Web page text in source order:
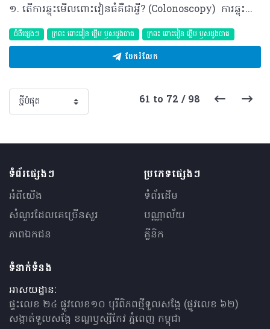
១. តើការឆ្លុះមើលពោះវៀនធំគឺជាអ្វី? (Colonoscopy) ការឆ្លុះមើលពោះវៀនធំ គឺជាការធ្វើតេស្តមួយដែលអាចអោយយើងមើលនៅផ្ទៃខាងក្នុងនៃពោះវៀនធំរបស់មនុស្ស។ ជាញឹកញាប់ វេជ្ជបណ្ឌិតធ្វើការឆ្លុះមើលពោះវៀនធំដើម្បីពិនិត្យរកមើលការដុះសាច់ (polyps) ឬសម្រាប់ធ្វើរោគវិនិច្ឆ័យ ជំងឺមហារីកពោះវៀនធំ (colorectal cancer)។ ការដុះសាច់ (polyps) ជាការលូតលាស់មិនប្រក្រតីនៃផ្ទៃខាងក្នុងនៃពោះវៀនធំ ដែលអាចវិវត្តទៅជាមហារីកពោះវៀនធំបាន។ ប្រសិនបើអ្នកមានការដុះសាច់ វេជ្ជបណ្ឌិតអាចនឹងយកពួកវាចេញក្នុងពេលឆ្លុះមើលពោះវៀនធំនោះតែម្តង។ ការកាត់សាច់ដុះ (polypectomy) ជួយបន្ថយឱកាសនៃការកើតជំងឺមហារីកពោះវៀនធំបាន។ ការធ្វើតេស្តពិនិត្យរកមហារីក (cancer screening) គឺជាការធ្វើតេស្តដែលត្រូវបានធ្វើឡើង ដើម្បីព្យាយាមរកអោយឃើញជំងឺមហារីកមុនពេលដែលមនុស្សម្នាក់មានរោគសញ្ញា។ មហារីកដែលត្រូវបានរកឃើញនៅដំណាក់កាលដំបូងជាទូទៅមានទំហំតូច និងអាចត្រូវបានព្យាបាលយ៉ាងងាយស្រួល និងមានប្រសិទ្ធភាព។ ការធ្វើតេស្តរកជំងឺមហារីកពោះវៀនធំមានច្រើនវិធី ប៉ុន្ដែការឆ្លុះមើលពោះវៀនធំ នៅតែជាតេស្តល្អបំផុតដែល វេជ្ជបណ្ឌិតបានជ្រើសរើសយក។ ២.នៅពេលណាដែលខ្ញុំគួរតែមានការតាមដានរកជំងឺមហារីកពោះវៀនធំ? ក្រុមវេជ្ជបណ្ឌិតបានផ្ដល់អនុសាសន៍ថាមនុស្សភាគច្រើន ត្រូវចាប់ផ្តើមតាមដានរកមើល ជំងឺមហារីកពោះវៀនធំនៅអាយុ 50 ។ មនុស្សខ្លះមានការប្រឈមមុខខ្ពស់នឹងការកើតជំងឺមហារីកពោះវៀន ដោយសារតែមានប្រវត្តិគ្រួសារមាន ឬមានលក្ខខណ្ឌវេជ្ជសាស្រ្តមួយចំនួន។ មនុស្សទាំងនេះ អាចនឹងចាប់ផ្តើមការតាមដានរកមើល ជំងឺមហារីកពោះវៀនធំនៅវ័យក្មេងជាងប្រជាជនទូទៅ។ ៣.តើអ្វីទៅជាហេតុផលផ្សេងទៀតដែលគ្រូពេទ្យអាចផ្ដល់យោបល់ឲ្យដើម្បីធ្វើការឆ្លុះមើលពោះវៀនធំ? វេជ្ជបណ្ឌិតអាចផ្តល់យោបល់ឲ្យអ្នកធ្វើការឆ្លុះពោះវៀនធំប្រសិនបើអ្នកមានរោគសញ្ញាដូចខាងក្រោម ៖ - មានឈាមនៅក្នុងលាមក - ការផ្លាស់ប្តូរទម្លាប់ក្នុងការបន្ទោរបង់ដូចជារាគរូសរាំរ៉ៃ - ភាពស្លេកស្លាំង - ឈឹពោះរយៈពេលវែង ឬ ឈឺទ្វារធំ - មានប្រវត្តិជំងឺមហារីកពោះវៀនធំ ឬដុះសាច់ក្នុងពោះវៀនធំ។ ៤. តើមានអ្វីដែលខ្ញុំគួរធ្វើមុនពេលការឆ្លុះពោះវៀន? វេជ្ជបណ្ឌិតនឹងផ្ដល់សេចក្ដីណែនាំអំពីអ្វីដែលត្រូវធ្វើមុនពេលការឆ្លុះពោះវៀន។ គាត់នឹងប្រាប់អ្នកពី អាហារដែលអ្នកអាចបរិភោគនិង មិនអាចបរិភោគ។ គាត់នឹងប្រាប់អ្នកថាតើអ្នកត្រូវការបញ្ឈប់ការប្រើថ្នាំណាមួយនៃថ្នាំប្រចាំថ្ងៃរបស់អ្នកជាមុន។ អ្នកអាចនឹងបញ្ឈប់ថ្នាំមួយចំនួនរហូតដល់ទៅមួយសប្តាហ៍មុនពេលការធ្វើតេស្តនេះ។ ពោះវៀនធំត្រូវការបានសម្អាតចេញមុនពេលការឆ្លុះពោះវៀន។ វេជ្ជបណ្ឌិតនឹងផ្ដល់ឱ្យអ្នកនូវទឹកថ្នាំមួយដែលបណ្តាលឱ្យបន្ទោបង់ញឹក។​ វាជាការសំខាន់ ដើម្បីផឹកទាំងអស់របស់វា​ ដើម្បីធ្វើឲ្យប្រាកដថាពោះវៀនធំរបស់អ្នក គឺស្អាត។ ៥. តើមានអ្វីកើតឡើង ក្នុងអំឡុងពេលការឆ្លុះពោះវៀន? វេជ្ជបណ្ឌិតនឹងផ្តល់ឲ្យអ្នកនូវថ្នាំ ដើម្បីធ្វើឲ្យអ្នកមានអារម្មណ៍ថាបានសម្រាក។ បន្ទាប់មកគាត់នឹងដាក់បំពង់តូចមួយចូលក្នុងទ្វារធំ គាត់នឹងមើលស្រទាប់ខាងក្នុងនៃពោះវៀនធំទាំងមូលក្នុងអំឡុងពេលឆ្លុះពោះវៀន។​ វេជ្ជបណ្ឌិតអាចធ្វើតេស្តមួយដែលហៅថាការធ្វើកោសល្យវិច័យ ដោយការកោសយកផ្នែកតូចមួយនៃជាលិកាពោះវៀនធំ។ បន្ទាប់មកគាត់នឹងយកជាលិកានោះទៅពិនិត្យមើលតាមមីក្រូទស្សន៍ ដើម្បីមើលថាតើវាមានរោគមហារីក រឺក៏អត់។ ៥. តើមានអ្វីកើតឡើង បន្ទាប់ពីការឆ្លុះពោះវៀន? វេជ្ជបណ្ឌិតនឹងផ្ដល់ឱ្យអ្នកនូវការណែនាំអំពីអ្វីដែលត្រូវធ្វើបន្ទាប់ពីការឆ្លុះពោះវៀន។ មនុស្សភាគច្រើនអាចបរិភោគជាធម្មតា។ វេជ្ជបណ្ឌិតនឹងប្រាប់អ្នកពេលដែលត្រូវចាប់ផ្តើមប្រើឡើងវិញ នូវថ្នាំណាមួយដែលអ្នកបានឈប់មុនពេលធ្វើតេស្ត។ ៦. នៅពេលដែលខ្ញុំគួរហៅទូរស័ព្ទទៅវេជ្ជបណ្ឌិត ឬគិលានុបដ្ឋាយិការបស់ខ្ញុំ? ហៅទូរស័ព្ទទៅវេជ្ជបណ្ឌិតឬគិលានុបដ្ឋាយិការបស់អ្នកភ្លាមប្រសិនបើអ្នកមានបញ្ហាដូចខាងក្រោមនេះ ៖ - ចុកពោះខ្លាំង - ក្អួត - គ្រុនក្តៅ - ការហូរឈាមច្រើនតាមទ្វារធំ។ ចំណេះដឹងទូទៅខ្លីៗ ១ / ការប្រឈមមុខនឹងជំងឺនេះកើនតាមអាយុ ច្រើនជាង ៩០ % នៃជំងឺមហារីកពោះវៀនធំត្រូវបានរកឃើញនៅអាយុ ៥០ ឆ្នាំឡើងទៅ។ ២ / ការដុះសាច់នៅដំណាក់កាលមុនមហារីក ឬមហារីកនៅដំណាក់កាលដំបូង ជាទូទៅមិនបង្កអោយមានរោគសញ្ញាអ្វីទេ ដូច្នេះការតាមដានស្វែងរកជំងឺនេះមានសារៈសំខាន់ខ្លាំងណាស់។ ៣ / មនុស្សខ្លះមានការប្រឈមមុខខ្ពស់នឹងការកើតជំងឺមហារីកពោះវៀន ដោយសារតែមានប្រវត្តិគ្រួសារមានឬ មានលក្ខខណ្ឌវេជ្ជសាស្រ្តមួយចំនួន។ មនុស្សទាំងនេះអាចនឹងចាប់ផ្តើមការតាមដានរកមើល ជំងឺមហារីកពោះវៀនធំនៅវ័យក្មេងជាងប្រជាជនទូទៅ។ ៤ / ការធ្វើតេស្តរកជំងឺមហារីកពោះវៀនធំមានច្រើនវិធី ប៉ុន្ដែការឆ្លុះមើលពោះវៀនធំ នៅតែជាតេស្តល្អបំផុតដែលវេជ្ជបណ្ឌិតបានជ្រើសរើសយកមកប្រើប្រាស់។ © 2017 រក្សាសិទ្ធិគ្រប់យ៉ាងដោយ Health Time Corporation ចំពោះគ្រប់អត្ថបទដោយគ្មានផ្នែកណាមួយត្រូវបោះពុម្ពផ្សាយចូលប្រព័ន្ធអ៊ីនធឺណែត ឧបករណ៍អេឡិចត្រូនិក អាត់ជាសំឡេងឬថតចំលងគ្រប់រូបភាពដោយគ្មានការអនុញ្ញាតឡើយ
ជំងឺផ្សេងៗ ក្រពះ​ ពោះវៀន​ ថ្លើម ឫសដូងបាត ក្រពះ​ ពោះវៀន​ ថ្លើម ឫសដូងបាត
ចែករំលែក
61 to 72 / 98
ទំព័រផ្សេងៗ
អំពីយើង
សំណួរ​ដែលគេ​ច្រើន​សួរ
ភាពឯកជន
ប្រភេទផ្សេងៗ
ទំព័រដើម
បណ្ណាល័យ
គ្លីនិក
ទំនាក់ទំនង
អាសយដ្ឋាន:
ផ្ទះលេខ ២៤ ផ្លូវលេខ១០ បុរីពិភពថ្មីទួលសង្កែ (ផ្លូវលេខ ៦២)
សង្កាត់ទួលសង្កែ ខណ្ឌឫស្សីកែវ ភ្នំពេញ កម្ពុជា